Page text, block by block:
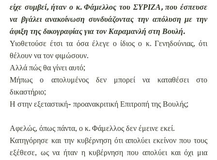
είχε συμβεί, ήταν ο κ. Φάμελλος του ΣΥΡΙΖΑ, που έσπευσε
να βγάλει ανακοίνωση συνδυάζοντας την απόλυση με την
άφιξη της δικογραφίας για τον Καραμανλή στη Βουλή.
Υιοθετούσε έτσι τα όσα έλεγε ο ίδιος ο κ. Γενηδούνιας, ότι
θέλουν να τον φιμώσουν.
Αλλά πώς θα γίνει αυτό;
Μήπως ο απολυμένος δεν μπορεί να καταθέσει στο
δικαστήριο;
Η στην εξεταστική- προανακριτική Επιτροπή της Βουλής;
Αφελώς, όπως πάντα, ο κ. Φάμελλος δεν έμεινε εκεί.
Κατηγόρησε και την κυβέρνηση ότι απολύει εκείνον που τους
εξέθεσε, ως να ήταν η κυβέρνηση που απολύει και όχι μια